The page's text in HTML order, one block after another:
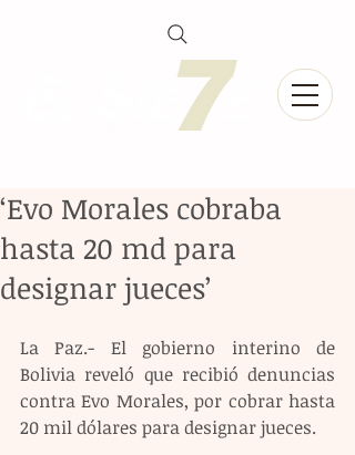
‘Evo Morales cobraba
hasta 20 md para
designar jueces’
La Paz.- El gobierno interino de
Bolivia reveló que recibió denuncias
contra Evo Morales, por cobrar hasta
20 mil dólares para designar jueces.